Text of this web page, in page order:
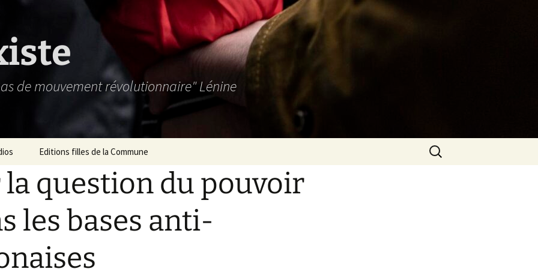
de mouvement révolutionnaire" Lénine
Editions filles de la Commune Rechercher :
la question du pouvoir
les bases anti-